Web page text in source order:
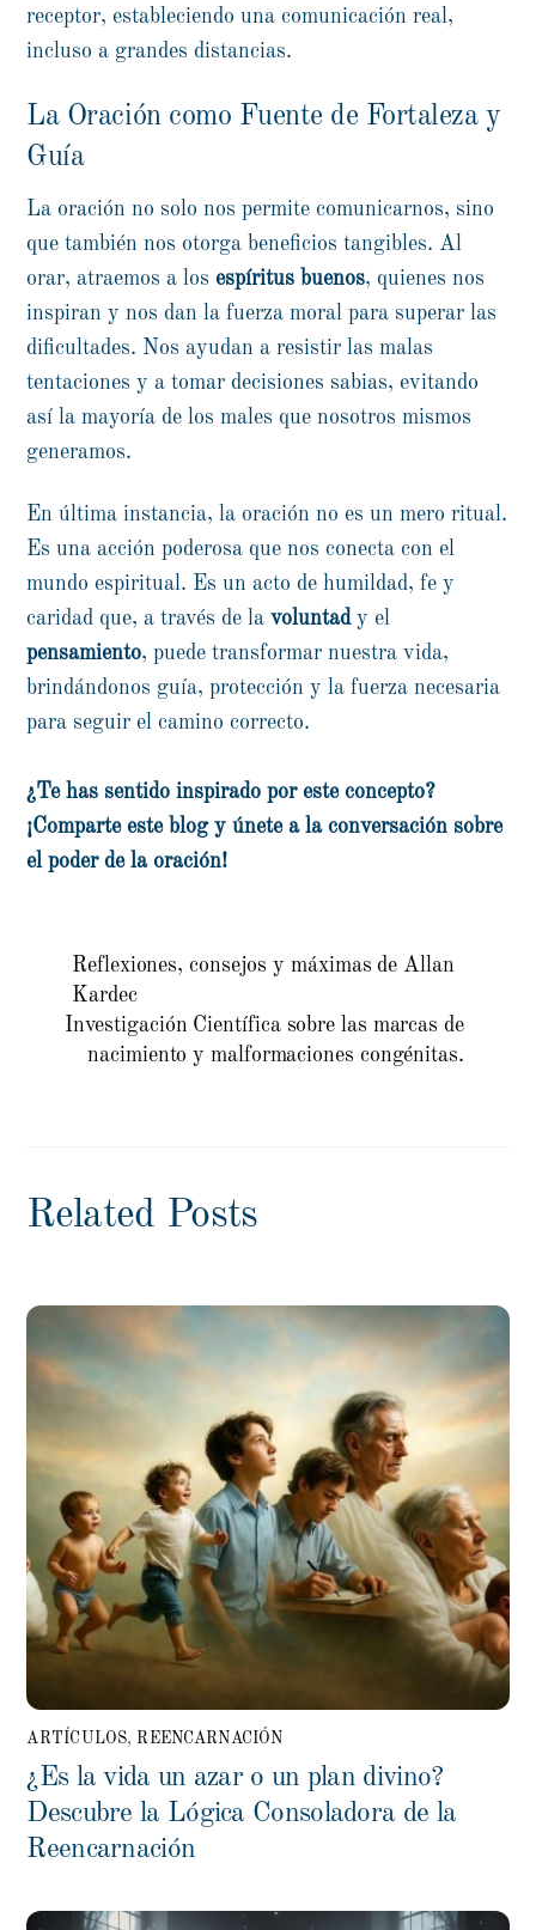
receptor, estableciendo una comunicación real,
incluso a grandes distancias.
La Oración como Fuente de Fortaleza y
Guía
La oración no solo nos permite comunicarnos, sino
que también nos otorga beneficios tangibles. Al
orar, atraemos a losespíritus buenos, quienes nos
inspiran y nos dan la fuerza moral para superar las
dificultades. Nos ayudan a resistir las malas
tentaciones y a tomar decisiones sabias, evitando
así la mayoría de los males que nosotros mismos
generamos.
En última instancia, la oración no es un mero ritual.
Es una acción poderosa que nos conecta con el
mundo espiritual. Es un acto de humildad, fe y
caridad que, a través de lavoluntady el
pensamiento, puede transformar nuestra vida,
brindándonos guía, protección y la fuerza necesaria
para seguir el camino correcto.
¿Te has sentido inspirado por este concepto?
¡Comparte este blog y únete a la conversación sobre
el poder de la oración!
Reflexiones, consejos y máximas de Allan
Kardec
Investigación Científica sobre las marcas de
nacimiento y malformaciones congénitas.
Related Posts
ARTÍCULOS, REENCARNACIÓN
¿Es la vida un azar o un plan divino?
Descubre la Lógica Consoladora de la
Reencarnación